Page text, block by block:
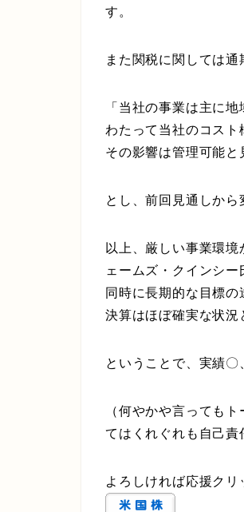
す。
また関税に関しては通
「当社の事業は主に
わたって当社のコスト
その影響は管理可能と
とし、前回見通しから
以上、厳しい事業環
ェームズ・クインシー
同時に長期的な目標
決算はほぼ確実な状況
ということで、実績
（何やかや言っても
てはくれぐれも自己責
よろしければ応援クリ